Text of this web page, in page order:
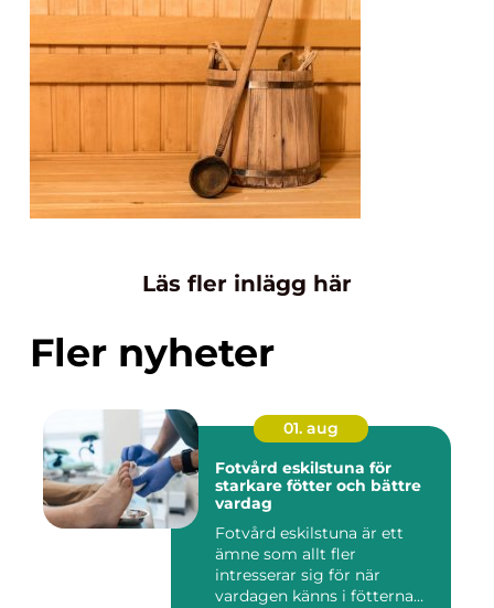
Läs fler inlägg här
Fler nyheter
01. aug
Fotvård eskilstuna för
starkare fötter och bättre
vardag
Fotvård eskilstuna är ett
ämne som allt fler
intresserar sig för när
vardagen känns i fötterna